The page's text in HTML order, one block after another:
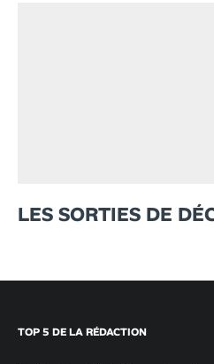
LES SORTIES DE
TOP 5 DE LA RÉDACTION